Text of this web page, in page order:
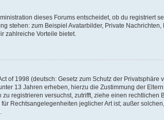
dieses Forums entscheidet, ob du registriert
stehen: zum Beispiel Avatarbilder, Private
zahlreiche Vorteile bietet.
of 1998 (deutsch: Gesetz zum Schutz der
13 Jahren erheben, hierzu die Zustimmung der
registrieren versuchst, zutrifft, ziehe einen
Rechtsangelegenheiten jeglicher Art ist; außer